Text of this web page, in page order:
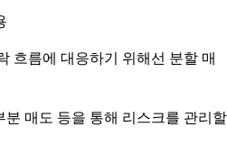
흐름에 대응하기 위해선 분할 매
분 매도 등을 통해 리스크를 관리할